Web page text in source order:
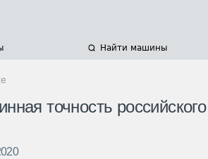
Найти машины
точность российского